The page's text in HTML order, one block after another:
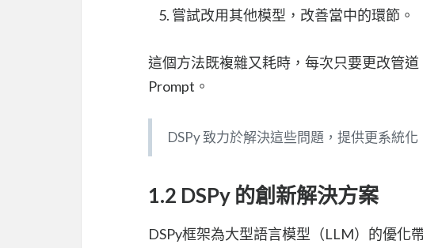
嘗試改用其他模型，改善當中的環節。
這個方法既複雜又耗時，每次只要更改管
Prompt。
DSPy 致力於解決這些問題，提供更系統化
1.2 DSPy 的創新解決方案
DSPy框架為大型語言模型（LLM）的優化